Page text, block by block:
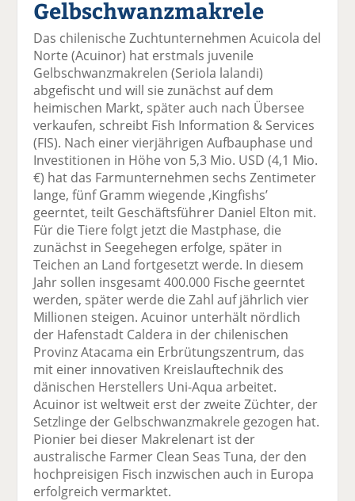
el
a
uf
F
ac
e
b
o
o
k
te
il
e
n
el
t
wi
er
n
uf
e
di
n
te
il
n
er
l
v
er
se
n
e
ru
Gelbschwanzmakrele
Das chilenische Zuchtunternehmen Acuicola del
Norte (Acuinor) hat erstmals juvenile
Gelbschwanzmakrelen (Seriola lalandi)
abgefischt und will sie zunächst auf dem
heimischen Markt, später auch nach Übersee
verkaufen, schreibt Fish Information & Services
(FIS). Nach einer vierjährigen Aufbauphase und
Investitionen in Höhe von 5,3 Mio. USD (4,1 Mio.
€) hat das Farmunternehmen sechs Zentimeter
lange, fünf Gramm wiegende ‚Kingfishs’
geerntet, teilt Geschäftsführer Daniel Elton mit.
Für die Tiere folgt jetzt die Mastphase, die
zunächst in Seegehegen erfolge, später in
Teichen an Land fortgesetzt werde. In diesem
Jahr sollen insgesamt 400.000 Fische geerntet
werden, später werde die Zahl auf jährlich vier
Millionen steigen. Acuinor unterhält nördlich
der Hafenstadt Caldera in der chilenischen
Provinz Atacama ein Erbrütungszentrum, das
mit einer innovativen Kreislauftechnik des
dänischen Herstellers Uni-Aqua arbeitet.
Acuinor ist weltweit erst der zweite Züchter, der
Setzlinge der Gelbschwanzmakrele gezogen hat.
Pionier bei dieser Makrelenart ist der
australische Farmer Clean Seas Tuna, der den
hochpreisigen Fisch inzwischen auch in Europa
erfolgreich vermarktet.